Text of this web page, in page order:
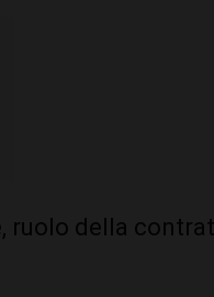
ruolo della